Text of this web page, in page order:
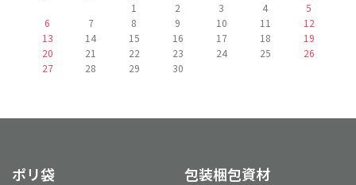
1
2 3 4
5
6
7 8 9 10 11
12
13
14 15 16 17 18
19
20
21 22 23 24 25
26
27
28 29 30
ポリ袋 包装梱包資材